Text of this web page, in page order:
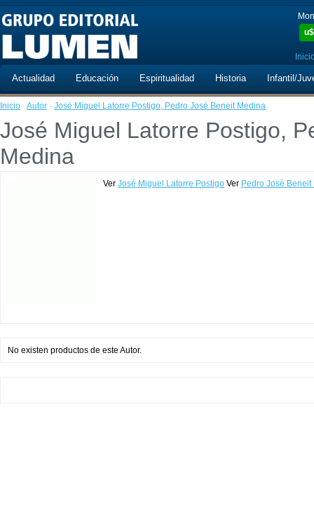
u$
Actualidad Educación Espiritualidad Historia Infantil/
Inicio · Autor · José Miguel Latorre Postigo, Pedro José Beneit Medina
José Miguel Latorre Postigo,
Medina
Ver José Miguel Latorre Postigo Ver Pedro José Beneit
No existen productos de este Autor.